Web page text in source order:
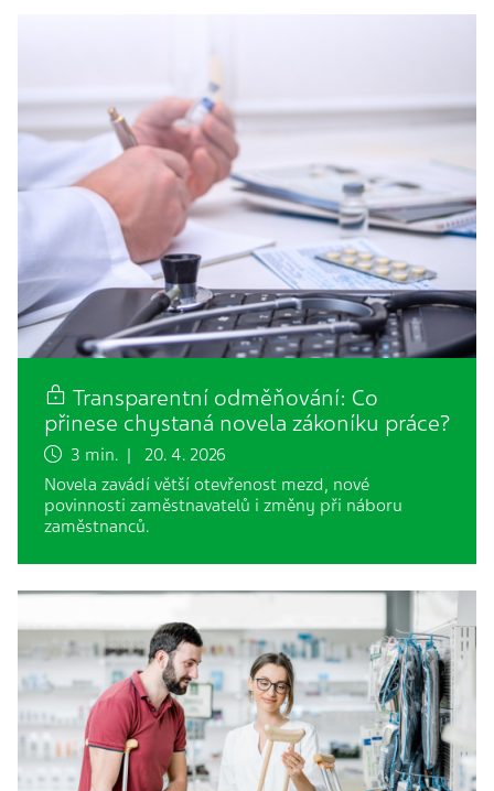
Transparentní odměňování: Co
přinese chystaná novela zákoníku práce?
3 min. | 20. 4. 2026
Novela zavádí větší otevřenost mezd, nové
povinnosti zaměstnavatelů i změny při náboru
zaměstnanců.